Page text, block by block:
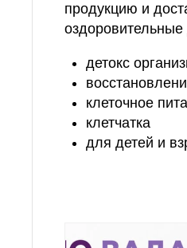
продукцию и
оздоровительные
детокс
клеточное
клетчатка
для детей и